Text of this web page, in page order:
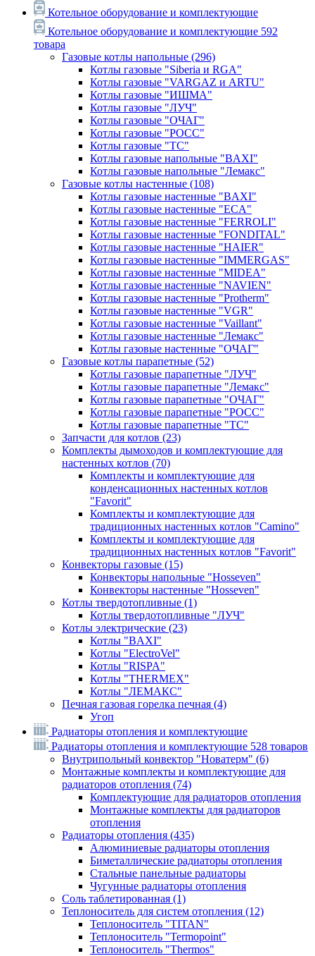
Котельное оборудование и комплектующие
Котельное оборудование и комплектующие 592
товара
Газовые котлы напольные (296)
Котлы газовые "Siberia и RGA"
Котлы газовые "VARGAZ и ARTU"
Котлы газовые "ИШМА"
Котлы газовые "ЛУЧ"
Котлы газовые "ОЧАГ"
Котлы газовые "РОСС"
Котлы газовые "ТС"
Котлы газовые напольные "BAXI"
Котлы газовые напольные "Лемакс"
Газовые котлы настенные (108)
Котлы газовые настенные "BAXI"
Котлы газовые настенные "ECA"
Котлы газовые настенные "FERROLI"
Котлы газовые настенные "FONDITAL"
Котлы газовые настенные "HAIER"
Котлы газовые настенные "IMMERGAS"
Котлы газовые настенные "MIDEA"
Котлы газовые настенные "NAVIEN"
Котлы газовые настенные "Protherm"
Котлы газовые настенные "VGR"
Котлы газовые настенные "Vaillant"
Котлы газовые настенные "Лемакс"
Котлы газовые настенные "ОЧАГ"
Газовые котлы парапетные (52)
Котлы газовые парапетные "ЛУЧ"
Котлы газовые парапетные "Лемакс"
Котлы газовые парапетные "ОЧАГ"
Котлы газовые парапетные "РОСС"
Котлы газовые парапетные "ТС"
Запчасти для котлов (23)
Комплекты дымоходов и комплектующие для
настенных котлов (70)
Комплекты и комплектующие для
конденсационных настенных котлов
"Favorit"
Комплекты и комплектующие для
традиционных настенных котлов "Camino"
Комплекты и комплектующие для
традиционных настенных котлов "Favorit"
Конвекторы газовые (15)
Конвекторы напольные "Hosseven"
Конвекторы настенные "Hosseven"
Котлы твердотопливные (1)
Котлы твердотопливные "ЛУЧ"
Котлы электрические (23)
Котлы "BAXI"
Котлы "ElectroVel"
Котлы "RISPA"
Котлы "THERMEX"
Котлы "ЛЕМАКС"
Печная газовая горелка печная (4)
Угоп
Радиаторы отопления и комплектующие
Радиаторы отопления и комплектующие 528 товаров
Внутрипольный конвектор "Новатерм" (6)
Монтажные комплекты и комплектующие для
радиаторов отопления (74)
Комплектующие для радиаторов отопления
Монтажные комплекты для радиаторов
отопления
Радиаторы отопления (435)
Алюминиевые радиаторы отопления
Биметаллические радиаторы отопления
Стальные панельные радиаторы
Чугунные радиаторы отопления
Соль таблетированная (1)
Теплоноситель для систем отопления (12)
Теплоноситель "TITAN"
Теплоноситель "Termopoint"
Теплоноситель "Thermos"